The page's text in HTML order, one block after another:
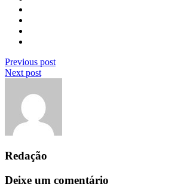
Previous post
Next post
Redação
Deixe um comentário